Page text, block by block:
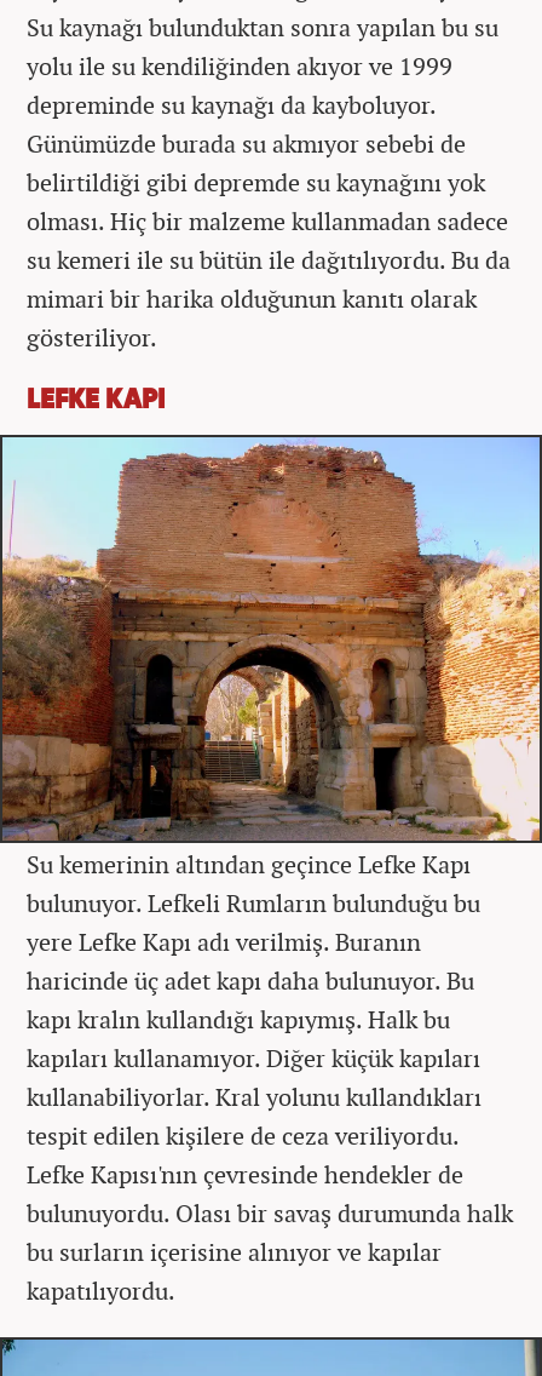
Su kaynağı bulunduktan sonra yapılan bu su
yolu ile su kendiliğinden akıyor ve 1999
depreminde su kaynağı da kayboluyor.
Günümüzde burada su akmıyor sebebi de
belirtildiği gibi depremde su kaynağını yok
olması. Hiç bir malzeme kullanmadan sadece
su kemeri ile su bütün ile dağıtılıyordu. Bu da
mimari bir harika olduğunun kanıtı olarak
gösteriliyor.
LEFKE KAPI
Su kemerinin altından geçince Lefke Kapı
bulunuyor. Lefkeli Rumların bulunduğu bu
yere Lefke Kapı adı verilmiş. Buranın
haricinde üç adet kapı daha bulunuyor. Bu
kapı kralın kullandığı kapıymış. Halk bu
kapıları kullanamıyor. Diğer küçük kapıları
kullanabiliyorlar. Kral yolunu kullandıkları
tespit edilen kişilere de ceza veriliyordu.
Lefke Kapısı'nın çevresinde hendekler de
bulunuyordu. Olası bir savaş durumunda halk
bu surların içerisine alınıyor ve kapılar
kapatılıyordu.